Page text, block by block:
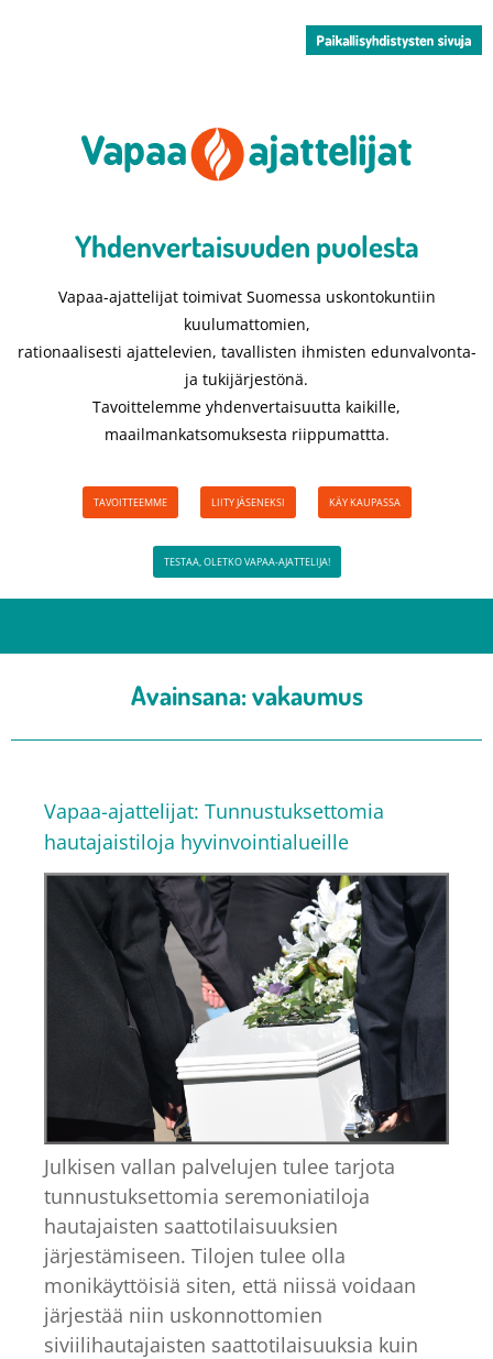
Yhdenvertaisuuden puolesta​
Vapaa-ajattelijat toimivat Suomessa uskontokuntiin
kuulumattomien,
rationaalisesti ajattelevien, tavallisten ihmisten edunvalvonta-
ja tukijärjestönä.
Tavoittelemme yhdenvertaisuutta kaikille,
maailmankatsomuksesta riippumattta.
TAVOITTEEMME LIITY JÄSENEKSI KÄY KAUPASSA
TESTAA, OLETKO VAPAA-AJATTELIJA!
Avainsana:vakaumus
Vapaa-ajattelijat: Tunnustuksettomia
hautajaistiloja hyvinvointialueille
Julkisen vallan palvelujen tulee tarjota
tunnustuksettomia seremoniatiloja
hautajaisten saattotilaisuuksien
järjestämiseen. Tilojen tulee olla
monikäyttöisiä siten, että niissä voidaan
järjestää niin uskonnottomien
siviilihautajaisten saattotilaisuuksia kuin